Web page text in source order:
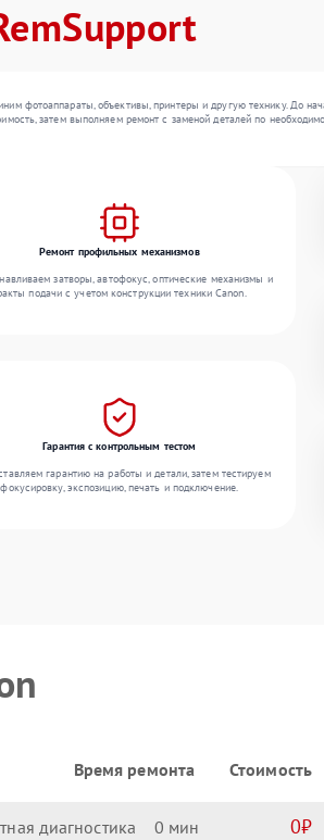
фотоаппараты, объективы, принтеры и другую технику. До
затем выполняем ремонт с заменой деталей по
Ремонт профильных механизмов
затворы, автофокус, оптические механизмы и
подачи с учетом конструкции техники Canon.
Гарантия с контрольным тестом
гарантию на работы и детали, затем тестируем
фокусировку, экспозицию, печать и подключение.
Время ремонта Стоимость
диагностика 0 0